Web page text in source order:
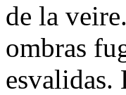
de la
ombras
esvalidas.